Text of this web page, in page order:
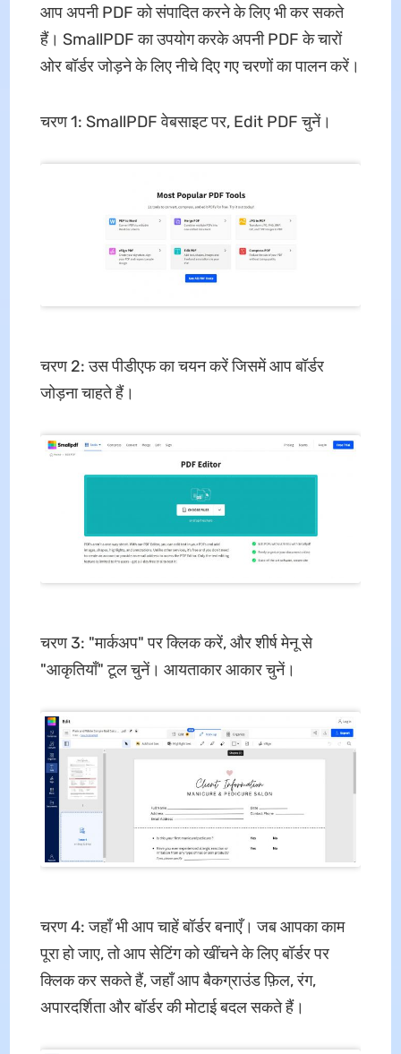
आप अपनी PDF को संपादित करने के लिए भी कर सकते
हैं। SmallPDF का उपयोग करके अपनी PDF के चारों
ओर बॉर्डर जोड़ने के लिए नीचे दिए गए चरणों का पालन करें।
चरण 1: SmallPDF वेबसाइट पर, Edit PDF चुनें।
चरण 2: उस पीडीएफ का चयन करें जिसमें आप बॉर्डर
जोड़ना चाहते हैं।
चरण 3: "मार्कअप" पर क्लिक करें, और शीर्ष मेनू से
"आकृतियाँ" टूल चुनें। आयताकार आकार चुनें।
चरण 4: जहाँ भी आप चाहें बॉर्डर बनाएँ। जब आपका काम
पूरा हो जाए, तो आप सेटिंग को खींचने के लिए बॉर्डर पर
क्लिक कर सकते हैं, जहाँ आप बैकग्राउंड फ़िल, रंग,
अपारदर्शिता और बॉर्डर की मोटाई बदल सकते हैं।